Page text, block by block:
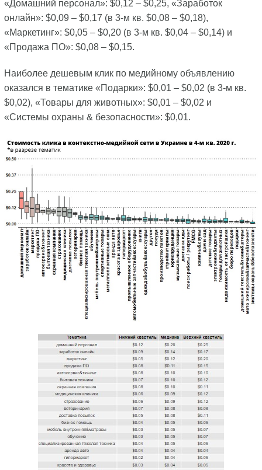
«Домашний персонал»: $0,12 – $0,25, «Заработок
онлайн»: $0,09 – $0,17 (в 3-м кв. $0,08 – $0,18),
«Маркетинг»: $0,05 – $0,20 (в 3-м кв. $0,04 – $0,14) и
«Продажа ПО»: $0,08 – $0,15.
Наиболее дешевым клик по медийному объявлению
оказался в тематике «Подарки»: $0,01 – $0,02 (в 3-м кв.
$0,02), «Товары для животных»: $0,01 – $0,02 и
«Системы охраны & безопасности»: $0,01.